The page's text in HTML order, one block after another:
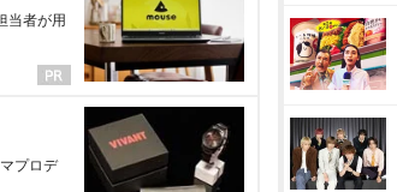
当者が用
プロデ